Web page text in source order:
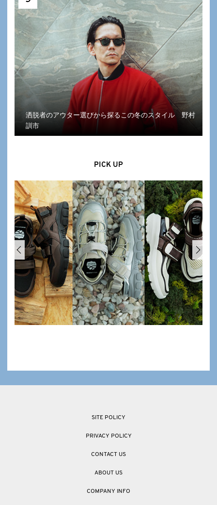
洒脱者のアウター選びから探るこの冬のスタイル 野村
訓市
PICK UP
SITE POLICY
PRIVACY POLICY
CONTACT US
ABOUT US
COMPANY INFO